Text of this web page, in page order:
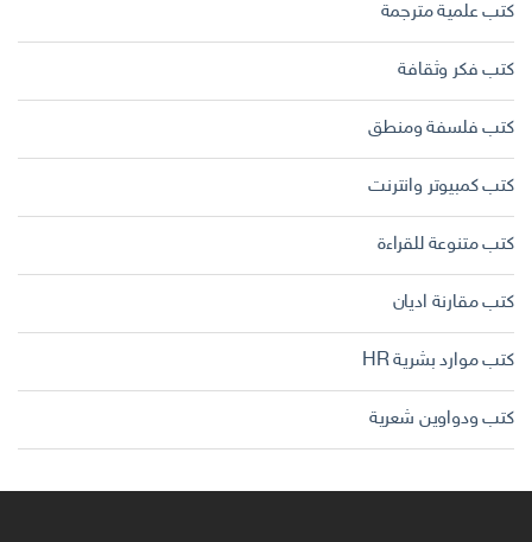
كتب علمية مترجمة
كتب فكر وثقافة
كتب فلسفة ومنطق
كتب كمبيوتر وانترنت
كتب متنوعة للقراءة
كتب مقارنة اديان
كتب موارد بشرية HR
كتب ودواوين شعرية